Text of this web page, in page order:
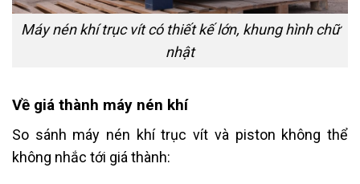
Máy nén khí trục vít có thiết kế lớn, khung hình chữ
nhật
Về giá thành máy nén khí
So sánh máy nén khí trục vít và piston không thể
không nhắc tới giá thành: